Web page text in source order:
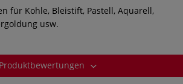
für Kohle, Bleistift, Pastell, Aquarell,
usw.
Produktbewertungen